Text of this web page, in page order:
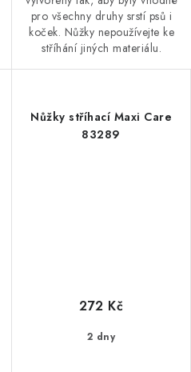
pro všechny druhy srstí psů i
koček. Nůžky nepoužívejte ke
stříhání jiných materiálu.
Nůžky stříhací Maxi Care
83289
2 dny
272 Kč